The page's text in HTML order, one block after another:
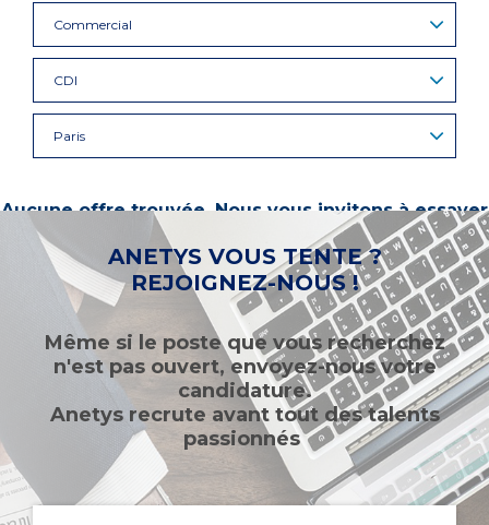
Commercial
CDI
Paris
Aucune offre trouvée. Nous vous invitons à essayer
d’autres mots-clés ou à sélectionner un « métier ».
ANETYS VOUS TENTE ?
REJOIGNEZ-NOUS !
Même si le poste que vous recherchez
n'est pas ouvert, envoyez-nous votre
candidature.
Anetys recrute avant tout des talents
passionnés